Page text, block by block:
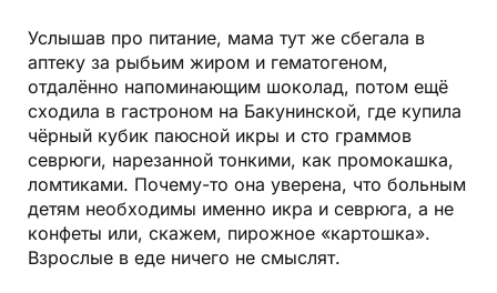
Услышав про питание, мама тут же сбегала в
аптеку за рыбьим жиром и гематогеном,
отдалённо напоминающим шоколад, потом ещё
сходила в гастроном на Бакунинской, где купила
чёрный кубик паюсной икры и сто граммов
севрюги, нарезанной тонкими, как промокашка,
ломтиками. Почему-то она уверена, что больным
детям необходимы именно икра и севрюга, а не
конфеты или, скажем, пирожное «картошка».
Взрослые в еде ничего не смыслят.